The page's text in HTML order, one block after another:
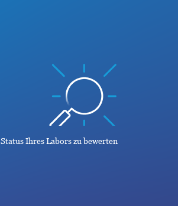
Ihres Labors zu bewerten